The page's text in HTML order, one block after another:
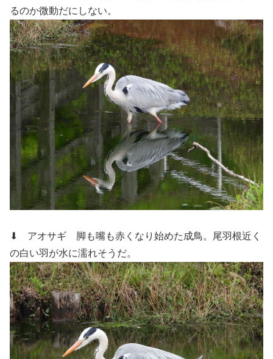
るのか微動だにしない。
⬇ アオサギ
脚も嘴も赤くなり始めた成鳥。尾羽根近く
の白い羽が水に濡れそうだ。